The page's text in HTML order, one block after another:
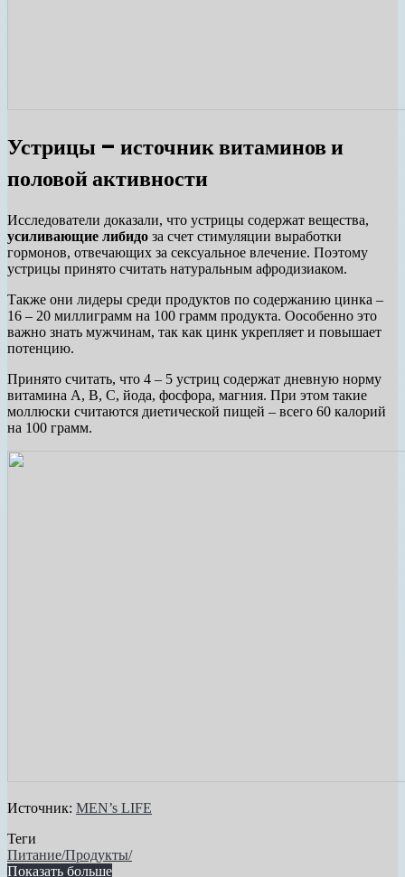
Устрицы – источник витаминов и
половой активности
Исследователи доказали, что устрицы содержат вещества,
усиливающие либидо за счет стимуляции выработки
гормонов, отвечающих за сексуальное влечение. Поэтому
устрицы принято считать натуральным афродизиаком.
Также они лидеры среди продуктов по содержанию цинка –
16 – 20 миллиграмм на 100 грамм продукта. Оособенно это
важно знать мужчинам, так как цинк укрепляет и повышает
потенцию.
Принято считать, что 4 – 5 устриц содержат дневную норму
витамина А, В, С, йода, фосфора, магния. При этом такие
моллюски считаются диетической пищей – всего 60 калорий
на 100 грамм.
Источник: MEN’s LIFE
Теги
Питание/Продукты/
Показать больше